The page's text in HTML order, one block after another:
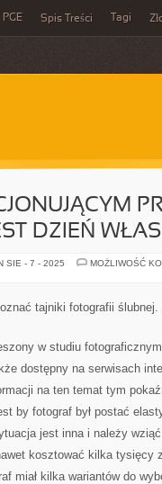
PGE Spis Treści Tagi
DZIEŃ
SIE - 7 - 2025
MOŻLIWOŚĆ
tajniki fotografii
w studiu
dostępny na serwisach
na ten temat tym
by fotograf był postać
jest inna i należy
kosztować kilka tysięcy
miał kilka wariantów do